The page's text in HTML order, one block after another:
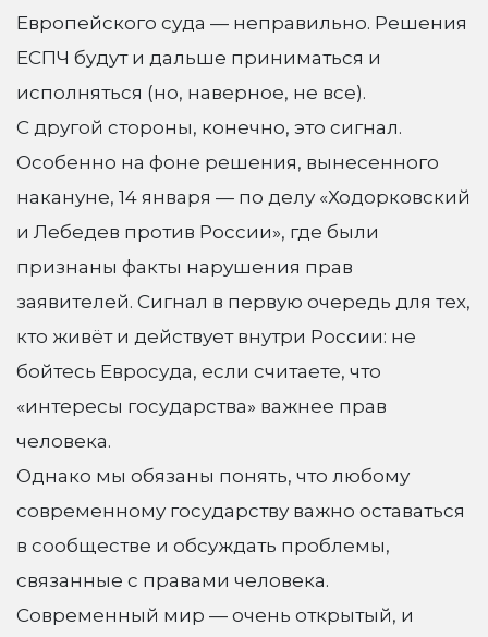
Европейского суда — неправильно. Решения
ЕСПЧ будут и дальше приниматься и
исполняться (но, наверное, не все).
С другой стороны, конечно, это сигнал.
Особенно на фоне решения, вынесенного
накануне, 14 января — по делу «Ходорковский
и Лебедев против России», где были
признаны факты нарушения прав
заявителей. Сигнал в первую очередь для тех,
кто живёт и действует внутри России: не
бойтесь Евросуда, если считаете, что
«интересы государства» важнее прав
человека.
Однако мы обязаны понять, что любому
современному государству важно оставаться
в сообществе и обсуждать проблемы,
связанные с правами человека.
Современный мир — очень открытый, и